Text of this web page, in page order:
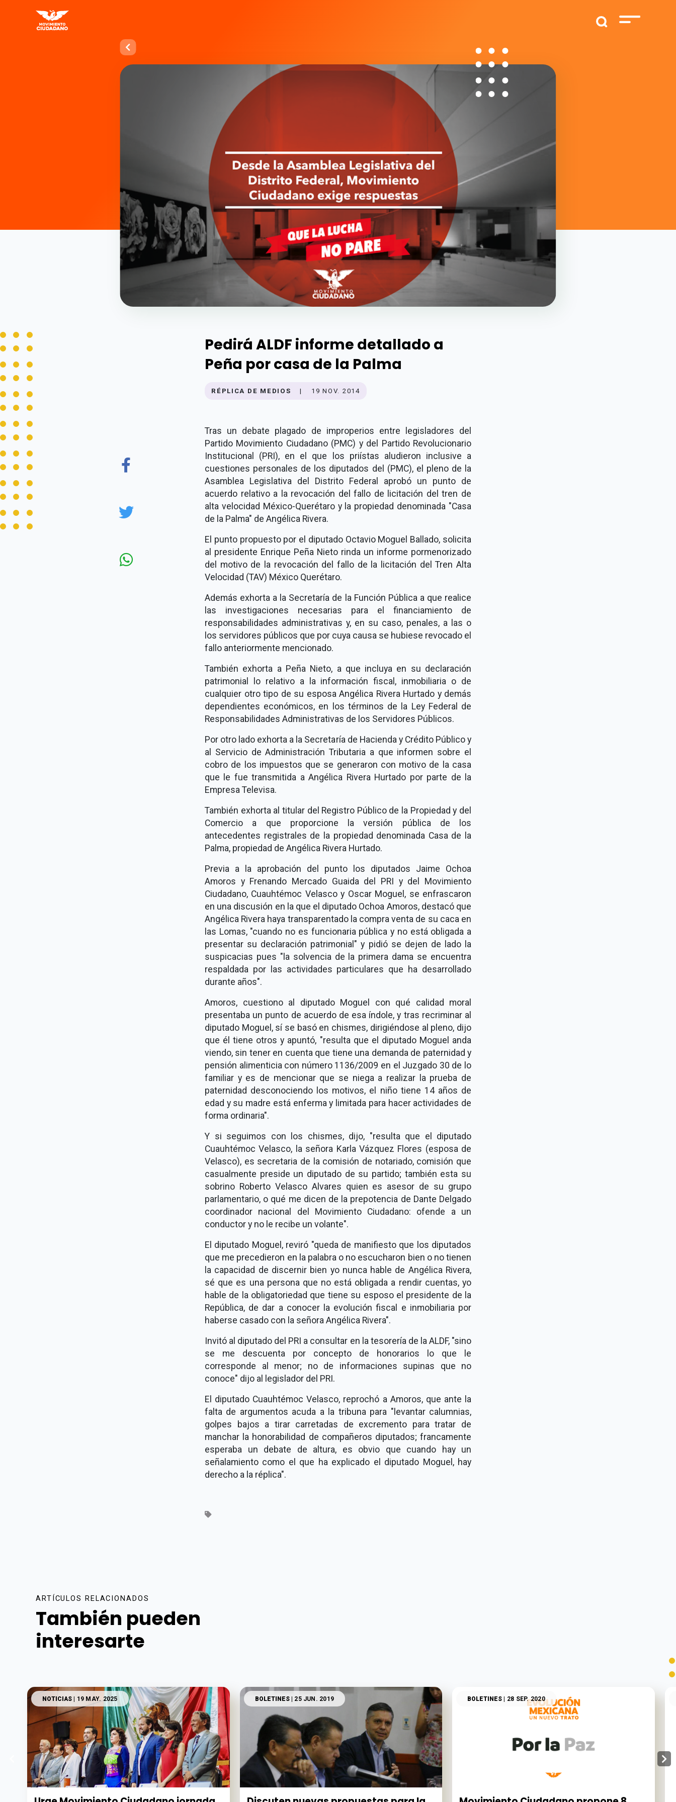
Pedirá ALDF informe detallado a
Peña por casa de la Palma
RÉPLICA DE MEDIOS | 19 NOV. 2014
Tras un debate plagado de improperios entre legisladores del
Partido Movimiento Ciudadano (PMC) y del Partido Revolucionario
Institucional (PRI), en el que los priístas aludieron inclusive a
cuestiones personales de los diputados del (PMC), el pleno de la
Asamblea Legislativa del Distrito Federal aprobó un punto de
acuerdo relativo a la revocación del fallo de licitación del tren de
alta velocidad México-Querétaro y la propiedad denominada "Casa
de la Palma" de Angélica Rivera.
El punto propuesto por el diputado Octavio Moguel Ballado, solicita
al presidente Enrique Peña Nieto rinda un informe pormenorizado
del motivo de la revocación del fallo de la licitación del Tren Alta
Velocidad (TAV) México Querétaro.
Además exhorta a la Secretaría de la Función Pública a que realice
las investigaciones necesarias para el financiamiento de
responsabilidades administrativas y, en su caso, penales, a las o
los servidores públicos que por cuya causa se hubiese revocado el
fallo anteriormente mencionado.
También exhorta a Peña Nieto, a que incluya en su declaración
patrimonial lo relativo a la información fiscal, inmobiliaria o de
cualquier otro tipo de su esposa Angélica Rivera Hurtado y demás
dependientes económicos, en los términos de la Ley Federal de
Responsabilidades Administrativas de los Servidores Públicos.
Por otro lado exhorta a la Secretaría de Hacienda y Crédito Público y
al Servicio de Administración Tributaria a que informen sobre el
cobro de los impuestos que se generaron con motivo de la casa
que le fue transmitida a Angélica Rivera Hurtado por parte de la
Empresa Televisa.
También exhorta al titular del Registro Público de la Propiedad y del
Comercio a que proporcione la versión pública de los
antecedentes registrales de la propiedad denominada Casa de la
Palma, propiedad de Angélica Rivera Hurtado.
Previa a la aprobación del punto los diputados Jaime Ochoa
Amoros y Frenando Mercado Guaida del PRI y del Movimiento
Ciudadano, Cuauhtémoc Velasco y Oscar Moguel, se enfrascaron
en una discusión en la que el diputado Ochoa Amoros, destacó que
Angélica Rivera haya transparentado la compra venta de su caca en
las Lomas, "cuando no es funcionaria pública y no está obligada a
presentar su declaración patrimonial" y pidió se dejen de lado la
suspicacias pues "la solvencia de la primera dama se encuentra
respaldada por las actividades particulares que ha desarrollado
durante años".
Amoros, cuestiono al diputado Moguel con qué calidad moral
presentaba un punto de acuerdo de esa índole, y tras recriminar al
diputado Moguel, sí se basó en chismes, dirigiéndose al pleno, dijo
que él tiene otros y apuntó, "resulta que el diputado Moguel anda
viendo, sin tener en cuenta que tiene una demanda de paternidad y
pensión alimenticia con número 1136/2009 en el Juzgado 30 de lo
familiar y es de mencionar que se niega a realizar la prueba de
paternidad desconociendo los motivos, el niño tiene 14 años de
edad y su madre está enferma y limitada para hacer actividades de
forma ordinaria".
Y si seguimos con los chismes, dijo, "resulta que el diputado
Cuauhtémoc Velasco, la señora Karla Vázquez Flores (esposa de
Velasco), es secretaria de la comisión de notariado, comisión que
casualmente preside un diputado de su partido; también esta su
sobrino Roberto Velasco Alvares quien es asesor de su grupo
parlamentario, o qué me dicen de la prepotencia de Dante Delgado
coordinador nacional del Movimiento Ciudadano: ofende a un
conductor y no le recibe un volante".
El diputado Moguel, reviró "queda de manifiesto que los diputados
que me precedieron en la palabra o no escucharon bien o no tienen
la capacidad de discernir bien yo nunca hable de Angélica Rivera,
sé que es una persona que no está obligada a rendir cuentas, yo
hable de la obligatoriedad que tiene su esposo el presidente de la
República, de dar a conocer la evolución fiscal e inmobiliaria por
haberse casado con la señora Angélica Rivera".
Invitó al diputado del PRI a consultar en la tesorería de la ALDF, "sino
se me descuenta por concepto de honorarios lo que le
corresponde al menor; no de informaciones supinas que no
conoce" dijo al legislador del PRI.
El diputado Cuauhtémoc Velasco, reprochó a Amoros, que ante la
falta de argumentos acuda a la tribuna para "levantar calumnias,
golpes bajos a tirar carretadas de excremento para tratar de
manchar la honorabilidad de compañeros diputados; francamente
esperaba un debate de altura, es obvio que cuando hay un
señalamiento como el que ha explicado el diputado Moguel, hay
derecho a la réplica".
ARTÍCULOS RELACIONADOS
También pueden
interesarte
NOTICIAS | 19 MAY. 2025 BOLETINES| 25 JUN. 2019 BOLETINES | 28 SEP. 2020